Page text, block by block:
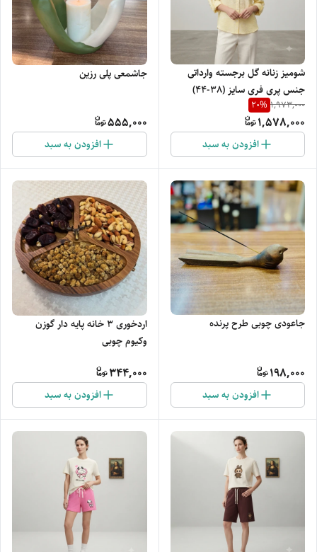
شومیز زنانه گل برجسته وارداتی
جنس پری فری سایز (38-44)
1,973,000
20%
1,578,000
افزودن به سبد
جاشمعی پلی رزین
555,000
افزودن به سبد
جاعودی چوبی طرح پرنده
198,000
افزودن به سبد
اردخوری 3 خانه پایه دار گوزن
وکیوم چوبی
344,000
افزودن به سبد